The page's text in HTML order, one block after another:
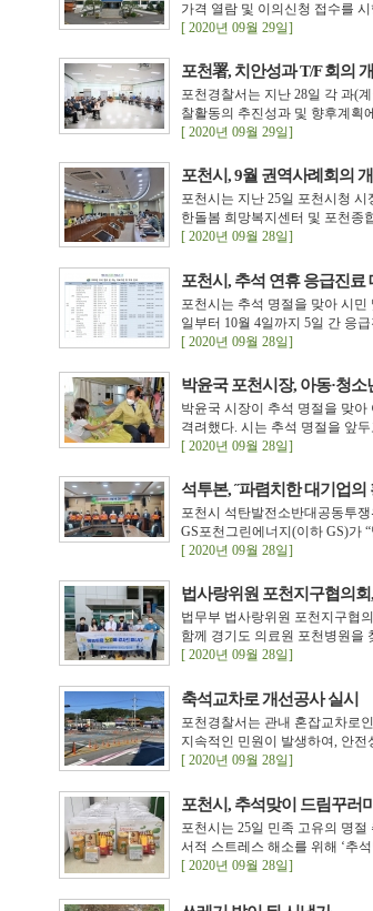
가격 열람 및 이의신청 접수를
[ 2020년 09월 29일]
포천署, 치안성과 T/F 회의
포천경찰서는 지난 28일 각 과(
찰활동의 추진성과 및 향후계획
[ 2020년 09월 29일]
포천시, 9월 권역사례회의
포천시는 지난 25일 포천시청
한돌봄 희망복지센터 및 포천종
[ 2020년 09월 28일]
포천시, 추석 연휴 응급진료
포천시는 추석 명절을 맞아 시
일부터 10월 4일까지 5일 간 응
[ 2020년 09월 28일]
박윤국 포천시장, 아동·청소
박윤국 시장이 추석 명절을 맞
격려했다. 시는 추석 명절을 앞
[ 2020년 09월 28일]
석투본, ˝파렴치한 대기업
포천시 석탄발전소반대공동투
GS포천그린에너지(이하 GS)가
[ 2020년 09월 28일]
법사랑위원 포천지구협의회
법무부 법사랑위원 포천지구협
함께 경기도 의료원 포천병원을
[ 2020년 09월 28일]
축석교차로 개선공사 실시
포천경찰서는 관내 혼잡교차로
지속적인 민원이 발생하여, 안전
[ 2020년 09월 28일]
포천시, 추석맞이 드림꾸러
포천시는 25일 민족 고유의 명
서적 스트레스 해소를 위해 ‘추
[ 2020년 09월 28일]